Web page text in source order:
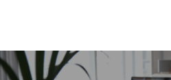
Bericht